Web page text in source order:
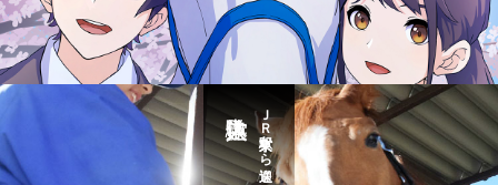
ＪＲ東京駅から送迎